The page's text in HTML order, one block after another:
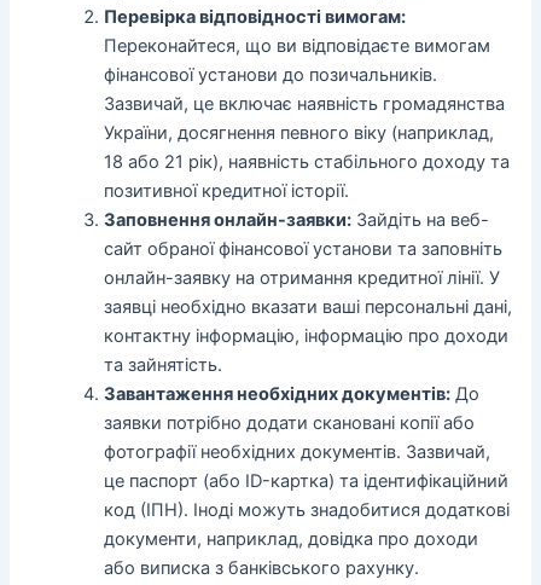
Перевірка відповідності вимогам:
Переконайтеся, що ви відповідаєте вимогам
фінансової установи до позичальників.
Зазвичай, це включає наявність громадянства
України, досягнення певного віку (наприклад,
18 або 21 рік), наявність стабільного доходу та
позитивної кредитної історії.
Заповнення онлайн-заявки: Зайдіть на веб-
сайт обраної фінансової установи та заповніть
онлайн-заявку на отримання кредитної лінії. У
заявці необхідно вказати ваші персональні дані,
контактну інформацію, інформацію про доходи
та зайнятість.
Завантаження необхідних документів: До
заявки потрібно додати скановані копії або
фотографії необхідних документів. Зазвичай,
це паспорт (або ID-картка) та ідентифікаційний
код (ІПН). Іноді можуть знадобитися додаткові
документи, наприклад, довідка про доходи
або виписка з банківського рахунку.